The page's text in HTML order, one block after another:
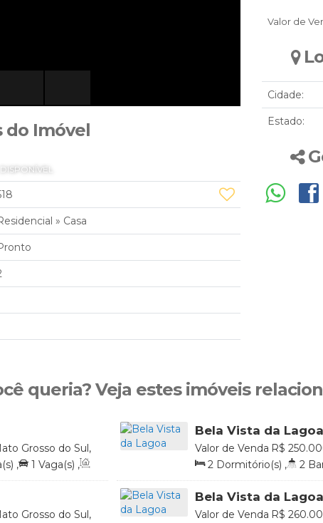
do Imóvel
DISPONÍVEL
» Casa
Valor de
Cidade:
Estado:
queria? Veja estes imóveis
Grosso do Sul,
, 1 Vaga(s) ,
Bela Vista da Lagoa
R$
Valor de Venda
Brasil
2 Dormitório(s) , 2
1 Vaga(s) , Útil: 52.61m²
Grosso do Sul,
Bela Vista da Lagoa
R$
Valor de Venda